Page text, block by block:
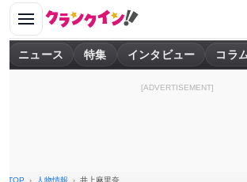
ニュース 特集 インタビュー コラ
[ADVERTISEMENT]
TOP 人物情報 井上麻里奈